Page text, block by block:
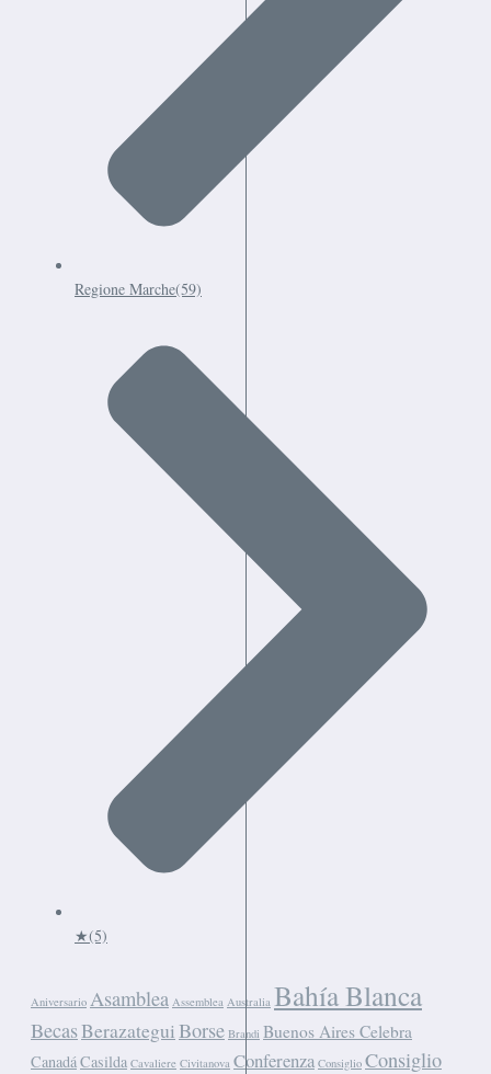
Regione Marche(59)
★(5)
Aniversario Asamblea Assemblea Australia Bahía Blanca
BecasBerazategui Borse Brandi Buenos Aires Celebra
CanadáCasilda Cavaliere Civitanova Conferenza Consiglio Consiglio